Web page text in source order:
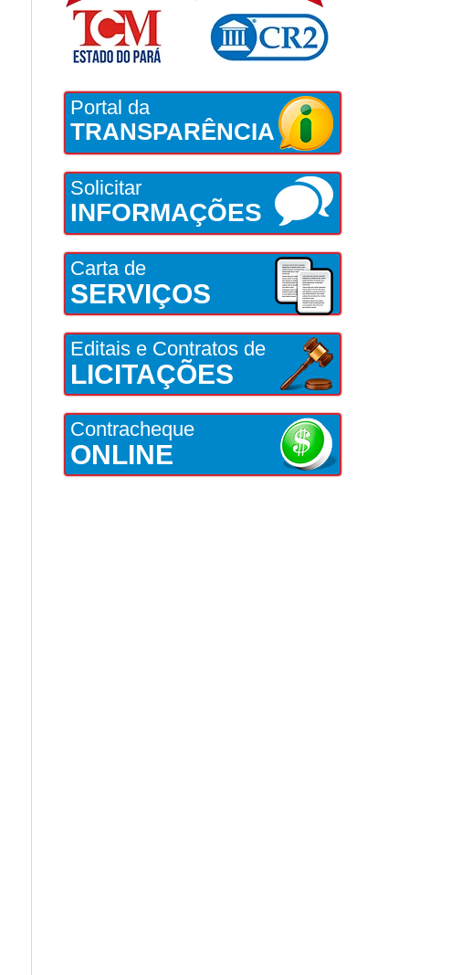
Portal da
TRANSPARÊNCIA
Solicitar
INFORMAÇÕES
Carta de
SERVIÇOS
Editais e Contratos de
LICITAÇÕES
Contracheque
ONLINE